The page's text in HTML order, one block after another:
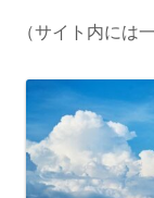
（サイト内には